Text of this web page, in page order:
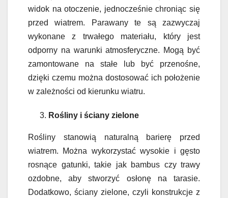
widok na otoczenie, jednocześnie chroniąc się
przed wiatrem. Parawany te są zazwyczaj
wykonane z trwałego materiału, który jest
odporny na warunki atmosferyczne. Mogą być
zamontowane na stałe lub być przenośne,
dzięki czemu można dostosować ich położenie
w zależności od kierunku wiatru.
Rośliny i ściany zielone
Rośliny stanowią naturalną barierę przed
wiatrem. Można wykorzystać wysokie i gęsto
rosnące gatunki, takie jak bambus czy trawy
ozdobne, aby stworzyć osłonę na tarasie.
Dodatkowo, ściany zielone, czyli konstrukcje z